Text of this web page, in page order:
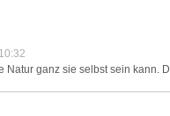
Natur ganz sie selbst sein